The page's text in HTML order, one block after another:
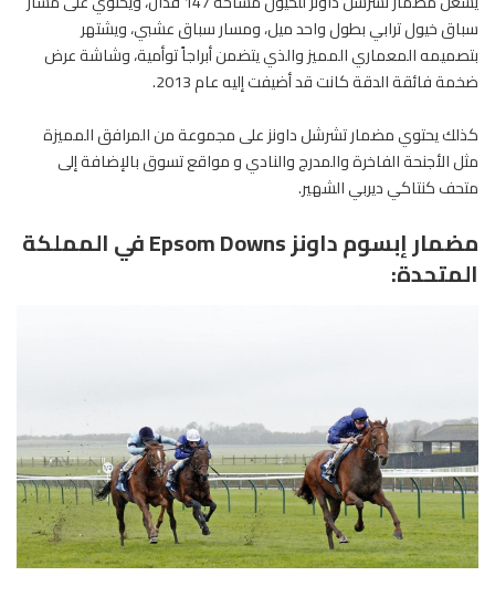
سباق خيول ترابي بطول واحد ميل، ومسار سباق عشبي، ويشتهر
بتصميمه المعماري المميز والذي يتضمن أبراجاً توأمية، وشاشة عرض
ضخمة فائقة الدقة كانت قد أضيفت إليه عام 2013.
كذلك يحتوي مضمار تشرشل داونز على مجموعة من المرافق المميزة
مثل الأجنحة الفاخرة والمدرج والنادي و مواقع تسوق بالإضافة إلى
متحف كنتاكي ديربي الشهير.
مضمار إبسوم داونز Epsom Downs في المملكة
المتحدة: